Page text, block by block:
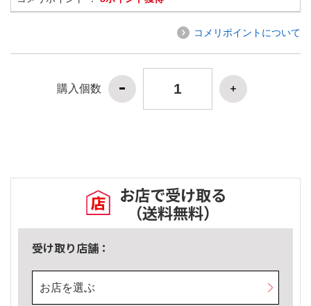
コメリポイントについて
購入個数
お店で受け取る
（送料無料）
受け取り店舗：
お店を選ぶ